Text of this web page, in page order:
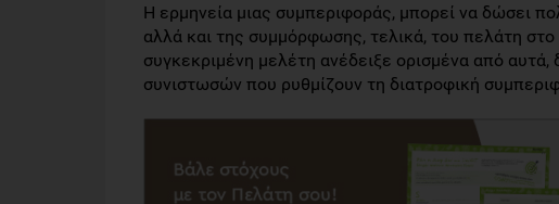
Η ερμηνεία μιας συμπεριφοράς, μπορεί να δώσει
αλλά και της συμμόρφωσης, τελικά, του πελάτη
συγκεκριμένη μελέτη ανέδειξε ορισμένα από
συνιστωσών που ρυθμίζουν τη διατροφική